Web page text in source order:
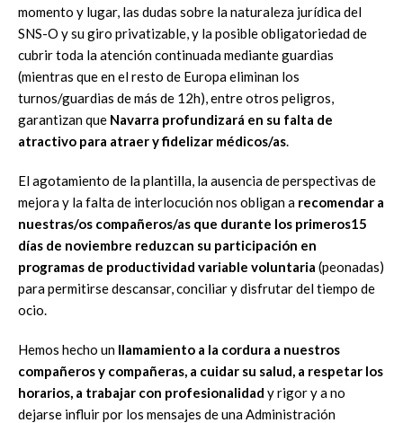
momento y lugar, las dudas sobre la naturaleza jurídica del
SNS-O y su giro privatizable, y la posible obligatoriedad de
cubrir toda la atención continuada mediante guardias
(mientras que en el resto de Europa eliminan los
turnos/guardias de más de 12h), entre otros peligros,
garantizan que Navarra profundizará en su falta de
atractivo para atraer y fidelizar médicos/as.
El agotamiento de la plantilla, la ausencia de perspectivas de
mejora y la falta de interlocución nos obligan a recomendar a
nuestras/os compañeros/as que durante los primeros15
días de noviembre reduzcan su participación en
programas de productividad variable voluntaria (peonadas)
para permitirse descansar, conciliar y disfrutar del tiempo de
ocio.
Hemos hecho un llamamiento a la cordura a nuestros
compañeros y compañeras, a cuidar su salud, a respetar los
horarios, a trabajar con profesionalidad y rigor y a no
dejarse influir por los mensajes de una Administración